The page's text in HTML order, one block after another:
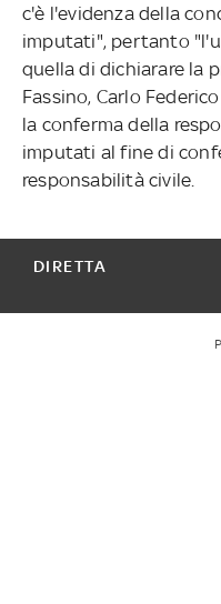
c'è l'evidenza della
imputati", pertanto
quella di dichiarare la
Fassino, Carlo
la conferma della
imputati al fine di
responsabilità civile.
DIRETTA